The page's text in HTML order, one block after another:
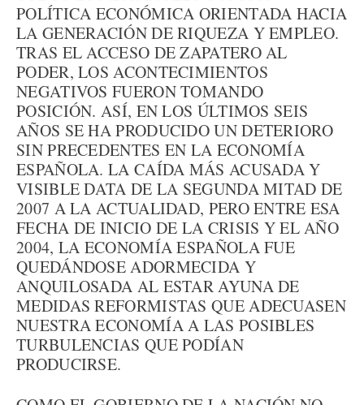
POLÍTICA ECONÓMICA ORIENTADA HACIA
LA GENERACIÓN DE RIQUEZA Y EMPLEO.
TRAS EL ACCESO DE ZAPATERO AL
PODER, LOS ACONTECIMIENTOS
NEGATIVOS FUERON TOMANDO
POSICIÓN. ASÍ, EN LOS ÚLTIMOS SEIS
AÑOS SE HA PRODUCIDO UN DETERIORO
SIN PRECEDENTES EN LA ECONOMÍA
ESPAÑOLA. LA CAÍDA MÁS ACUSADA Y
VISIBLE DATA DE LA SEGUNDA MITAD DE
2007 A LA ACTUALIDAD, PERO ENTRE ESA
FECHA DE INICIO DE LA CRISIS Y EL AÑO
2004, LA ECONOMÍA ESPAÑOLA FUE
QUEDÁNDOSE ADORMECIDA Y
ANQUILOSADA AL ESTAR AYUNA DE
MEDIDAS REFORMISTAS QUE ADECUASEN
NUESTRA ECONOMÍA A LAS POSIBLES
TURBULENCIAS QUE PODÍAN
PRODUCIRSE.